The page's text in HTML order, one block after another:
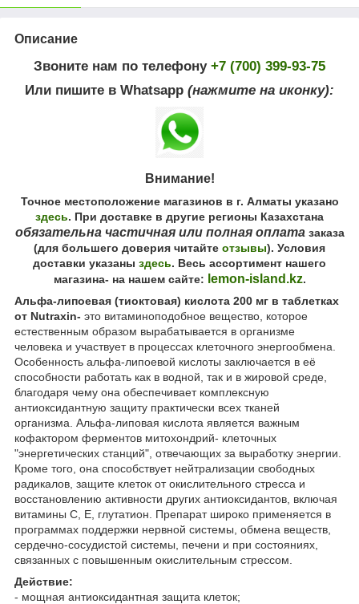
Описание
Звоните нам по телефону +7 (700) 399-93-75
Или пишите в Whatsapp (нажмите на иконку):
Внимание!
Точное местоположение магазинов в г. Алматы указано
здесь. При доставке в другие регионы Казахстана
обязательна частичная или полная оплатазаказа
(для большего доверия читайте отзывы). Условия
доставки указаны здесь. Весь ассортимент нашего
магазина- на нашем сайте: lemon-island.kz.
Альфа-липоевая (тиоктовая) кислота 200 мг в таблетках
от Nutraxin- это витаминоподобное вещество, которое
естественным образом вырабатывается в организме
человека и участвует в процессах клеточного энергообмена.
Особенность альфа-липоевой кислоты заключается в её
способности работать как в водной, так и в жировой среде,
благодаря чему она обеспечивает комплексную
антиоксидантную защиту практически всех тканей
организма. Альфа-липовая кислота является важным
кофактором ферментов митохондрий- клеточных
"энергетических станций", отвечающих за выработку энергии.
Кроме того, она способствует нейтрализации свободных
радикалов, защите клеток от окислительного стресса и
восстановлению активности других антиоксидантов, включая
витамины С, Е, глутатион. Препарат широко применяется в
программах поддержки нервной системы, обмена веществ,
сердечно-сосудистой системы, печени и при состояниях,
связанных с повышенным окислительным стрессом.
Действие:
- мощная антиоксидантная защита клеток;